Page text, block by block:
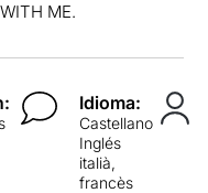
ME.
Idioma:
Castellano
Inglés
italià,
francès